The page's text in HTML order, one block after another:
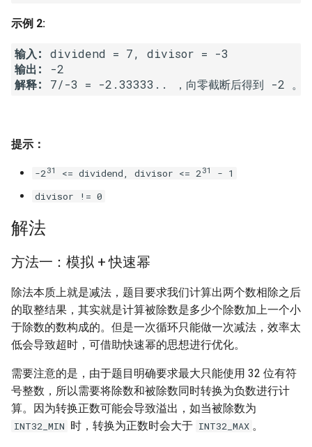
16. 数值的整数次方
17. 打印从 1 到最大的 n 位数
19. 正则表达式匹配
21. 调整数组顺序使奇数位于
偶数前面
22. 链表中倒数第 k 个节点
24. 反转链表
25. 合并两个排序的链表
26. 树的子结构
27. 二叉树的镜像
14. 字符串中的变位词
15. 字符串中的所有变位词
17. 含有所有字符的最短字符
文
20. 回文子字符串的个数
21. 删除链表的倒数第 n 个结
点
22. 链表中环的入口节点
23. 两个链表的第一个重合节
2.6. 回文链表
2.7. 链表相交
3.1. 三合一
3.3. 堆盘子
3.5. 栈排序
3.6. 动物收容所
4.1. 节点间通路
4.2. 最小高度树
4.3. 特定深度节点链表
示例 2:
输入:
输出:
解释:
7/-3 = -2.33333.. ，向零截断后得到 -2 。
提示：
-231 <= dividend, divisor <= 231
- 1
divisor != 0
解法
方法一：模拟 + 快速幂
除法本质上就是减法，题目要求我们计算出两个数相除之后
的取整结果，其实就是计算被除数是多少个除数加上一个小
于除数的数构成的。但是一次循环只能做一次减法，效率太
低会导致超时，可借助快速幂的思想进行优化。
需要注意的是，由于题目明确要求最大只能使用 32 位有符
号整数，所以需要将除数和被除数同时转换为负数进行计
算。因为转换正数可能会导致溢出，如当被除数为
INT32_MIN 时，转换为正数时会大于 INT32_MAX 。